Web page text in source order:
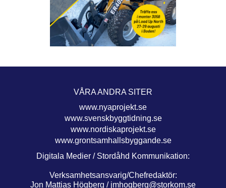
VÅRA ANDRA SITER
www.nyaprojekt.se
www.svenskbyggtidning.se
www.nordiskaprojekt.se
www.grontsamhallsbyggande.se
Digitala Medier / Stordåhd Kommunikation:
Verksamhetsansvarig/Chefredaktör:
Jon Mattias Högberg / jmhogberg@storkom.se